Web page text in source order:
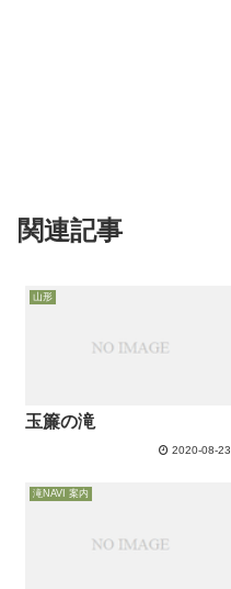
関連記事
山形
玉簾の滝
2020-08-23
滝NAVI 案内